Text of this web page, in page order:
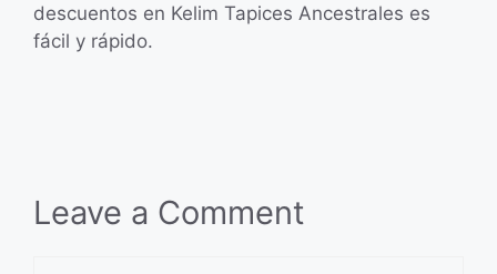
descuentos en Kelim Tapices Ancestrales es
fácil y rápido.
Leave a Comment